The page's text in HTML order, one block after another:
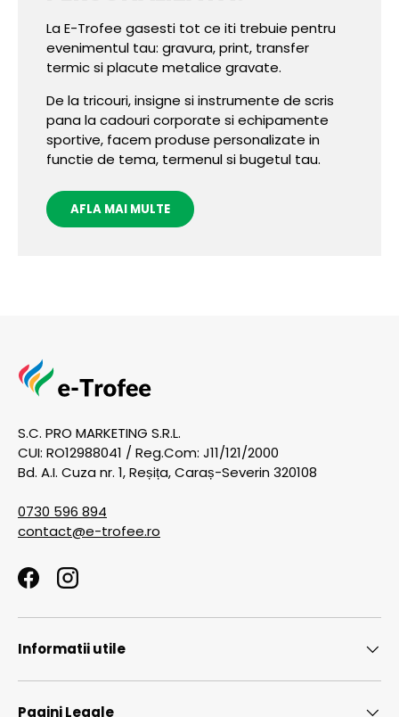
La E-Trofee gasesti tot ce iti trebuie pentru
evenimentul tau: gravura, print, transfer
termic si placute metalice gravate.
De la tricouri, insigne si instrumente de scris
pana la cadouri corporate si echipamente
sportive, facem produse personalizate in
functie de tema, termenul si bugetul tau.
AFLA MAI MULTE
S.C. PRO MARKETING S.R.L.
CUI: RO12988041 / Reg.Com: J11/121/2000
Bd. A.I. Cuza nr. 1, Reșița, Caraș-Severin 320108
0730 596 894
contact@e-trofee.ro
FacebookInstagram
Informatii utile
Pagini Legale